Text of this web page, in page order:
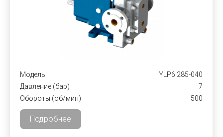
Модель
YLP6 285-040
Давление (бар)
7
Обороты (об/мин)
500
Подробнее